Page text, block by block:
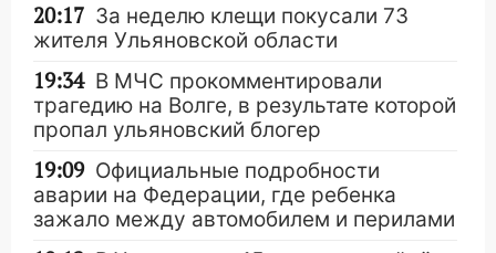
20:17 За неделю клещи покусали 73
жителя Ульяновской области
19:34 В МЧС прокомментировали
трагедию на Волге, в результате которой
пропал ульяновский блогер
19:09 Официальные подробности
аварии на Федерации, где ребенка
зажало между автомобилем и перилами